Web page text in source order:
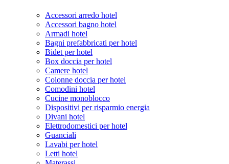
Accessori arredo hotel
Accessori bagno hotel
Armadi hotel
Bagni prefabbricati per hotel
Bidet per hotel
Box doccia per hotel
Camere hotel
Colonne doccia per hotel
Comodini hotel
Cucine monoblocco
Dispositivi per risparmio energia
Divani hotel
Elettrodomestici per hotel
Guanciali
Lavabi per hotel
Letti hotel